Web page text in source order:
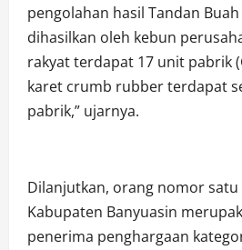
pengolahan hasil Tandan Buah
dihasilkan oleh kebun
rakyat terdapat 17 unit pabrik
karet crumb rubber terdapat
pabrik,” ujarnya.
Dilanjutkan, orang nomor
Kabupaten Banyuasin
penerima penghargaan